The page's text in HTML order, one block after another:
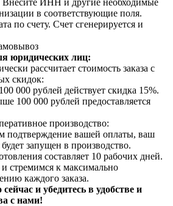
в соответствующие поля.
по счету. Счет сгенерируется и
юридических лиц:
рассчитает стоимость заказа с
скидок:
000 рублей действует скидка 15%.
100 000 рублей предоставляется
производство:
подтверждение вашей оплаты, ваш
запущен в производство.
составляет 10 рабочих дней.
стремимся к максимально
каждого заказа.
и убедитесь в удобстве и
с нами!